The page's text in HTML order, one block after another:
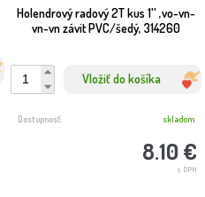
Holendrový radový 2T kus 1'' ,vo-vn-
vn-vn závit PVC/šedý, 314260
Vložiť do košíka
8.10 €
s DPH
Dostupnosť: skladom